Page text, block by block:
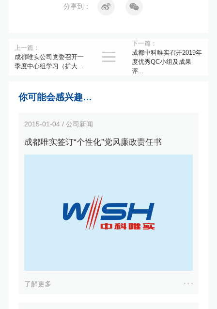
分享到：
上一篇：
成都唯实公司党委召开一
季度中心组学习（扩大...
下一篇：
成都中科唯实召开2019年
度优秀QC小组及成果
评...

你可能会感兴趣…
2015-01-04 / 公司新闻
成都唯实签订“个性化”党风廉政责任书
了解更多